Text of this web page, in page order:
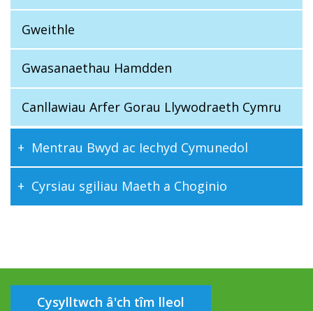
Gweithle
Gwasanaethau Hamdden
Canllawiau Arfer Gorau Llywodraeth Cymru
Mentrau Bwyd ac Iechyd Cymunedol
Cyrsiau sgiliau Maeth a Choginio
Cysylltwch â'ch tîm lleol